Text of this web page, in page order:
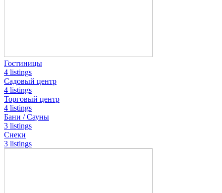
Гостиницы
4 listings
Садовый центр
4 listings
Торговый центр
4 listings
Бани / Сауны
3 listings
Снеки
3 listings